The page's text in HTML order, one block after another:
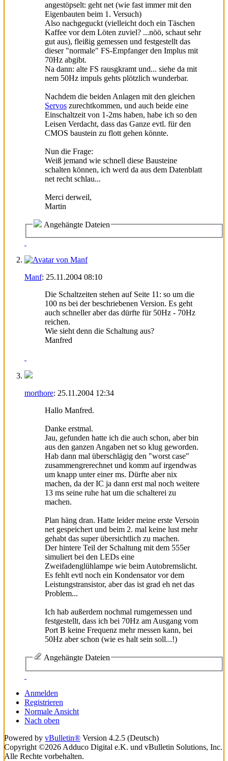
angestöpselt: geht net (wie fast immer mit den
Eigenbauten beim 1. Versuch)
Also nachgeguckt (vielleicht doch ein Täschen
Kaffee vor dem Löten zuviel? ...nöö, schaut sehr
gut aus), fleißig gemessen und festgestellt das
dieser "normale" FS-Empfanger den Implus mit
70Hz abgibt.
Na dann: alte FS rausgkramt und... siehe da mit
nem 50Hz impuls gehts plötzlich wunderbar.
Nachdem die beiden Anlagen mit den gleichen
Servos zurechtkommen, und auch beide eine
Einschaltzeit von 1-2ms haben, habe ich so den
Leisen Verdacht, dass das Ganze evtl. für den
CMOS baustein zu flott gehen könnte.
Nun die Frage:
Weiß jemand wie schnell diese Bausteine
schalten können, ich werd da aus dem Datenblatt
net recht schlau...
Merci derweil,
Martin
Angehängte Dateien
Manf: 25.11.2004 08:10
Die Schaltzeiten stehen auf Seite 11: so um die
100 ns bei der beschriebenen Version. Es geht
auch schneller aber das dürfte für 50Hz - 70Hz
reichen.
Wie sieht denn die Schaltung aus?
Manfred
morthore: 25.11.2004 12:34
Hallo Manfred.
Danke erstmal.
Jau, gefunden hatte ich die auch schon, aber bin
aus den ganzen Angaben net so klug geworden.
Hab dann mal überschlägig den "worst case"
zusammengrerechnet und komm auf irgendwas
um knapp unter einer ms. Dürfte aber nix
machen, da der IC ja dann erst mal noch weitere
13 ms seine ruhe hat um die schalterei zu
machen.
Plan häng dran. Hatte leider meine erste Versoin
net gespeichert und beim 2. mal keine lust mehr
gehabt das super übersichtlich zu machen.
Der hintere Teil der Schaltung mit dem 555er
simuliert bei den LEDs eine
Zweifadenglühlampe wie beim Autobremslicht.
Es fehlt evtl noch ein Kondensator vor dem
Leistungstransistor, aber das ist grad eh net das
Problem...
Ich hab außerdem nochmal rumgemessen und
festgestellt, dass ich bei 70Hz am Ausgang vom
Port B keine Frequenz mehr messen kann, bei
50Hz aber schon (wie es halt sein soll...!)
Angehängte Dateien
Anmelden
Registrieren
Normale Ansicht
Nach oben
Powered by vBulletin® Version 4.2.5 (Deutsch)
Copyright ©2026 Adduco Digital e.K. und vBulletin Solutions, Inc.
Alle Rechte vorbehalten.